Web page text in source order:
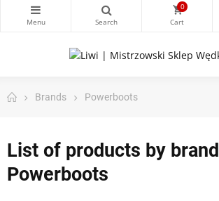
0
Brands Powerboots
List of products by brand
Powerboots